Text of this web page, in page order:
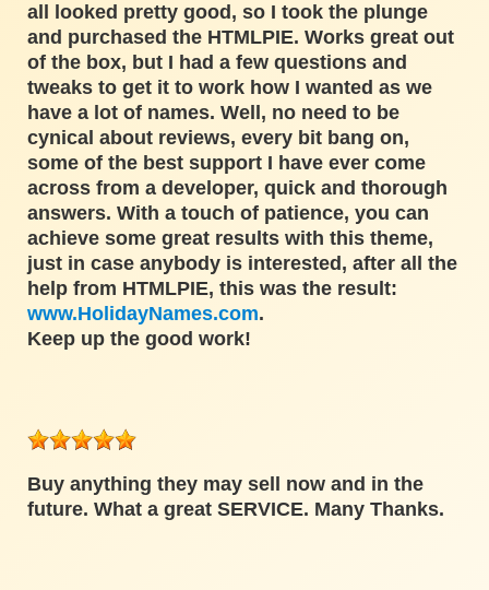
all looked pretty good, so I took the plunge
and purchased the HTMLPIE. Works great out
of the box, but I had a few questions and
tweaks to get it to work how I wanted as we
have a lot of names. Well, no need to be
cynical about reviews, every bit bang on,
some of the best support I have ever come
across from a developer, quick and thorough
answers. With a touch of patience, you can
achieve some great results with this theme,
just in case anybody is interested, after all the
help from HTMLPIE, this was the result:
www.HolidayNames.com.
Keep up the good work!
Buy anything they may sell now and in the
future. What a great SERVICE. Many Thanks.